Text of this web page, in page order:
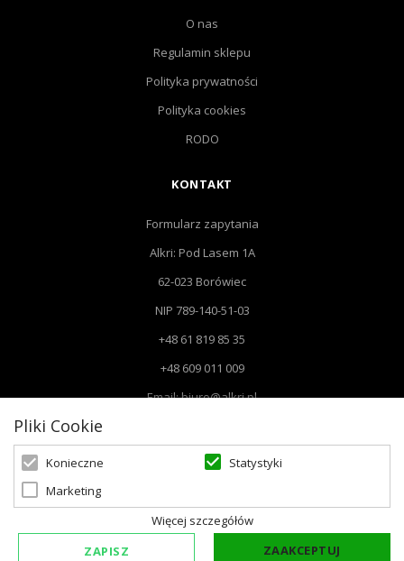
O nas
Regulamin sklepu
Polityka prywatności
Polityka cookies
RODO
KONTAKT
Formularz zapytania
Alkri: Pod Lasem 1A
62-023 Borówiec
NIP 789-140-51-03
+48 61 819 85 35
+48 609 011 009
Email: biuro@alkri.pl
Biuro: Pod Lasem 1 A, 62-023 Borówiec
Magazyn i zwroty : ul. Przemysłowa 3, 63-020 Łękno
Pliki Cookie
Konieczne
Statystyki
Marketing
Więcej szczegółów
ZAPISZ
ZAAKCEPTUJ